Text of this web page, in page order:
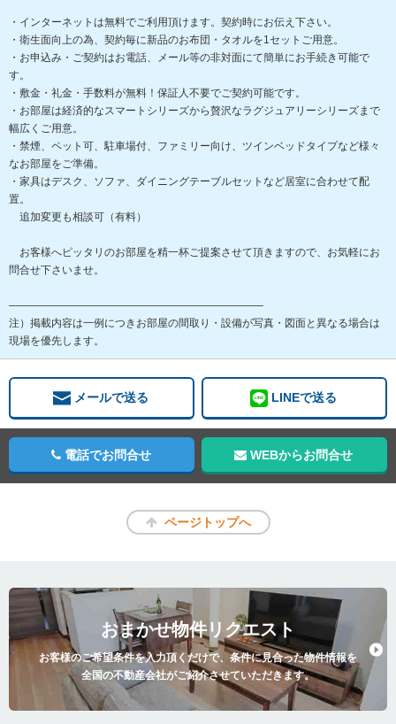
・インターネットは無料でご利用頂けます。契約時にお伝え下さい。
・衛生面向上の為、契約毎に新品のお布団・タオルを1セットご用意。
・お申込み・ご契約はお電話、メール等の非対面にて簡単にお手続き可能で
す。
・敷金・礼金・手数料が無料！保証人不要でご契約可能です。
・お部屋は経済的なスマートシリーズから贅沢なラグジュアリーシリーズまで
幅広くご用意。
・禁煙、ペット可、駐車場付、ファミリー向け、ツインベッドタイプなど様々
なお部屋をご準備。
・家具はデスク、ソファ、ダイニングテーブルセットなど居室に合わせて配
置。
追加変更も相談可（有料）
お客様へピッタリのお部屋を精一杯ご提案させて頂きますので、お気軽にお
問合せ下さいませ。
――――――――――――――――――――――――
注）掲載内容は一例につきお部屋の間取り・設備が写真・図面と異なる場合は
現場を優先します。
メールで送る LINEで送る
電話でお問合せ WEBからお問合せ
ページトップへ
おまかせ物件リクエスト
お客様のご希望条件を入力頂くだけで、条件に見合った物件情報を
全国の不動産会社がご紹介させていただきます。